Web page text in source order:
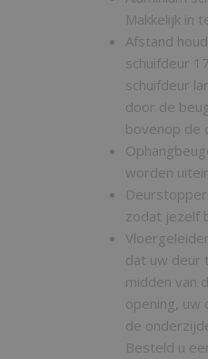
Makkelijk in
Afstand
schuifdeur
schuifdeur
door de
bovenop de
worden
zodat jezelf
dat uw deur
midden van
opening, uw
de
Besteld u